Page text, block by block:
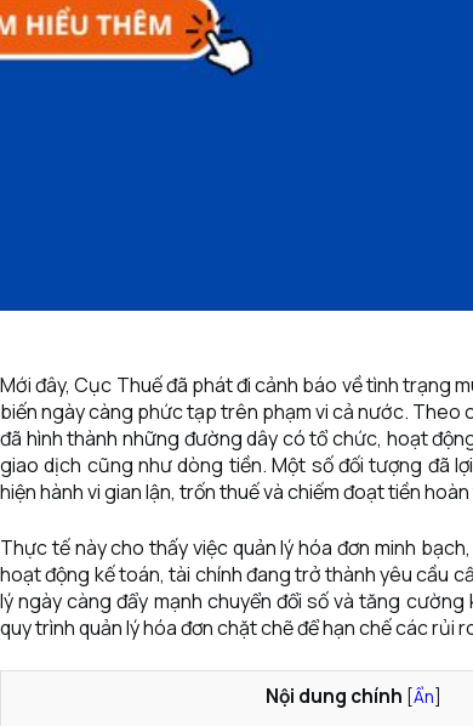
Mới đây, Cục Thuế đã phát đi cảnh báo về tình trạng
biến ngày càng phức tạp trên phạm vi cả nước. Theo
đã hình thành những đường dây có tổ chức, hoạt
giao dịch cũng như dòng tiền. Một số đối tượng đã
hiện hành vi gian lận, trốn thuế và chiếm đoạt tiền
Thực tế này cho thấy việc quản lý hóa đơn minh
hoạt động kế toán, tài chính đang trở thành yêu cầu
lý ngày càng đẩy mạnh chuyển đổi số và tăng
quy trình quản lý hóa đơn chặt chẽ để hạn chế các rủi
Nội dung chính [Ẩn]